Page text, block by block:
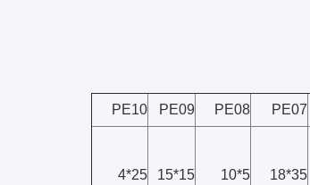
PE07
PE08
PE09
PE10
35*18
5*10
15*15
25*4